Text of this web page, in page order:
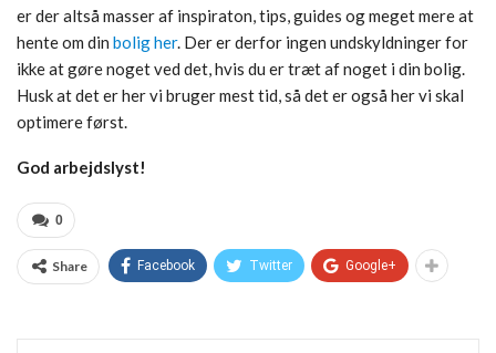
er der altså masser af inspiraton, tips, guides og meget mere at
hente om din bolig her. Der er derfor ingen undskyldninger for
ikke at gøre noget ved det, hvis du er træt af noget i din bolig.
Husk at det er her vi bruger mest tid, så det er også her vi skal
optimere først.
God arbejdslyst!
0
Share Facebook Twitter Google+